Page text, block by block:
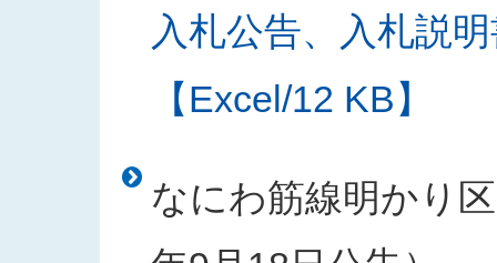
入札公告、入札説
【Excel/12 KB】
なにわ筋線明かり